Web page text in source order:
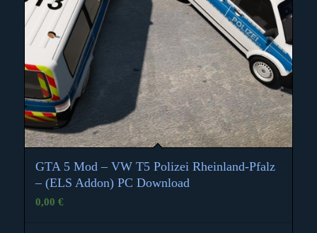
GTA 5 Mod – VW T5 Polizei Rheinland-Pfalz
– (ELS Addon) PC Download
0,00 €